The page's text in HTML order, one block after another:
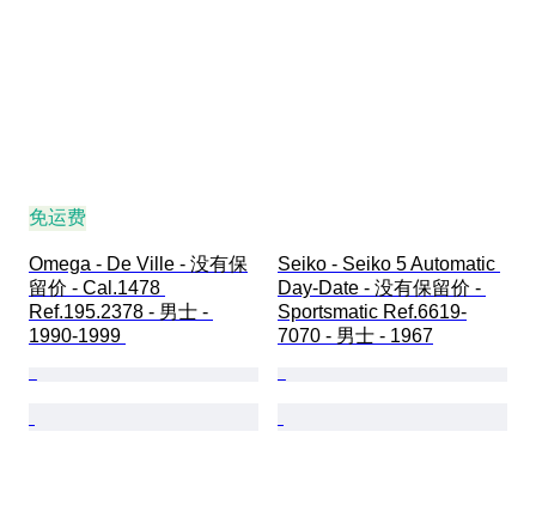
免运费
Omega - De Ville - 没有保
留价 - Cal.1478
Ref.195.2378 - 男士 -
1990-1999
Seiko - Seiko 5 Automatic
Day-Date - 没有保留价 -
Sportsmatic Ref.6619-
7070 - 男士 - 1967